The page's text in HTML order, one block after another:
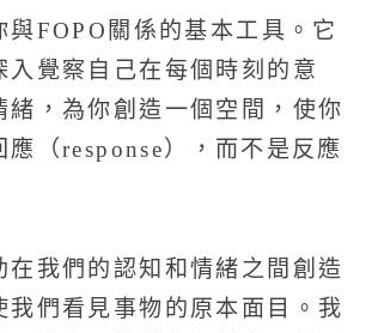
與FOPO關係的基本工具。它
入覺察自己在每個時刻的意
緒，為你創造一個空間，使你
應（response），而不是反應
在我們的認知和情緒之間創造
我們看見事物的原本面目。我